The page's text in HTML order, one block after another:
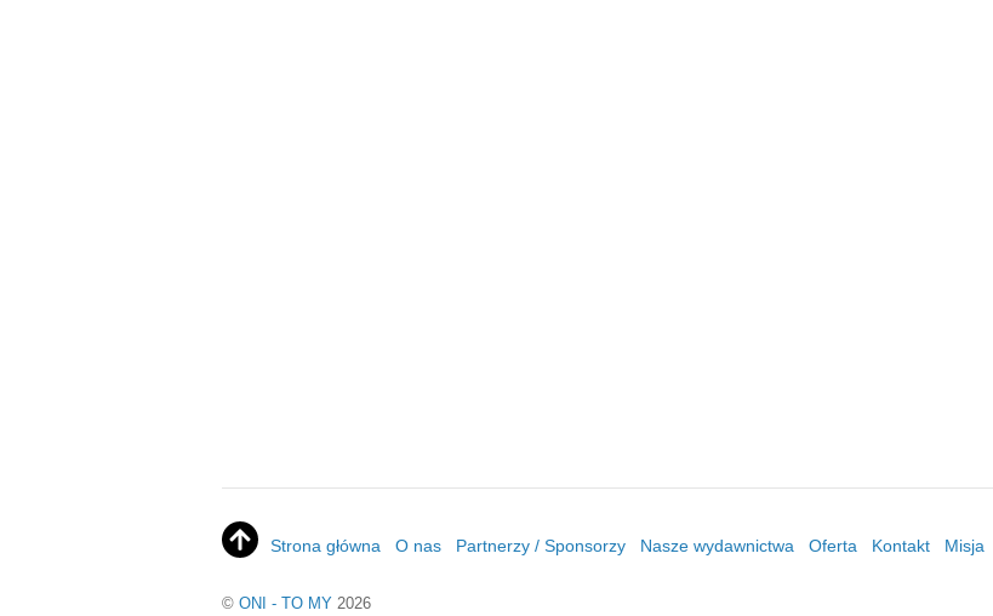
Strona główna O nas Partnerzy / Sponsorzy Nasze wydawnictwa Oferta Kontakt Misja
© ONI - TO MY 2026